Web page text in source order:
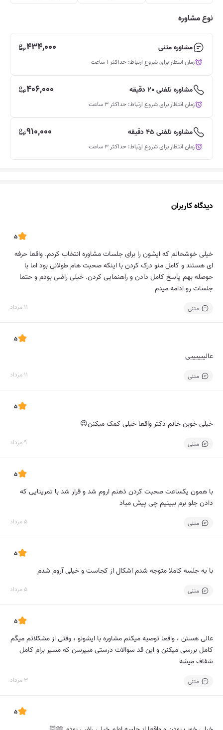
نوع مشاوره
مشاوره متنی 434,000
زمان انتظار برای شروع ارتباط: حداکثر 1 ساعت
مشاوره تلفنی 20 دقیقه 406,000
زمان انتظار برای شروع ارتباط: حداکثر 3 ساعت
مشاوره تلفنی 45 دقیقه 910,000
زمان انتظار برای شروع ارتباط: حداکثر 3 ساعت
دیدگاه‌ کاربران
5
خیلی خوشحالم که ایشون را برای جلسات مشاوره انتخاب کردم. واقعا حرفه
ای هستند و کامل منو درک کردن با اینکه صحبت هام طولانی بود اما با
حوصله بهم پاسخ کامل دادن و راهنمایی کردن. خیلی راضی بودم و حتما
جلسات رو ادامه میدم
متنی 11 مرداد
5
عالییییییی
متنی 11 مرداد
5
خیلی خوبن خانم دکتر واقعا خیلی کمک میکنن😍
متنی 9 مرداد
5
با همون یکساعت صحبت کردن ذهنم اروم شد و قرار شد با تمرینایی که
دادن جلو برم ببینیم چی پیش میاد
متنی 5 مرداد
5
با یه جلسه کاملا متوجه شدم اشکال از کجاست و خیلی آروم شدم
متنی 5 مرداد
5
عالی هستن ، واقعا توصیه میکنم مشاوره با ایشونو ، وقتی از مشکلاتم میگم
کامل بررسی میکنن و این قد سوالات درستی میپرسن که مسیر برام کامل
شفاف میشه
متنی 3 مرداد
5